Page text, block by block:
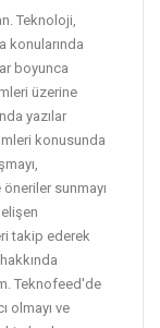
Teknoloji,
konularında
boyunca
üzerine
yazılar
konusunda
sunmayı
takip ederek
Teknofeed'de
olmayı ve